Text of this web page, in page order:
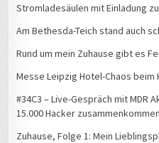
Stromladesäulen mit Einladung
Am Bethesda-Teich stand auch
Rund um mein Zuhause gibt es
Messe Leipzig Hotel-Chaos beim
#34C3 – Live-Gespräch mit MDR
15.000 Hacker
Zuhause, Folge 1: Mein